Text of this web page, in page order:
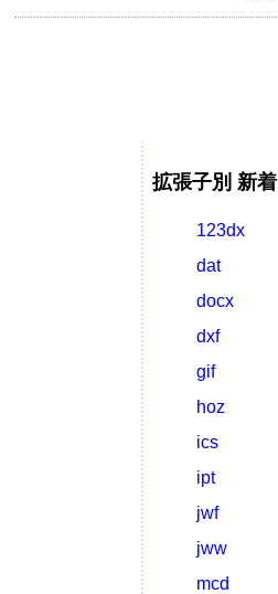
拡張子別 新着
123dx
dat
docx
dxf
gif
hoz
ics
ipt
jwf
jww
mcd